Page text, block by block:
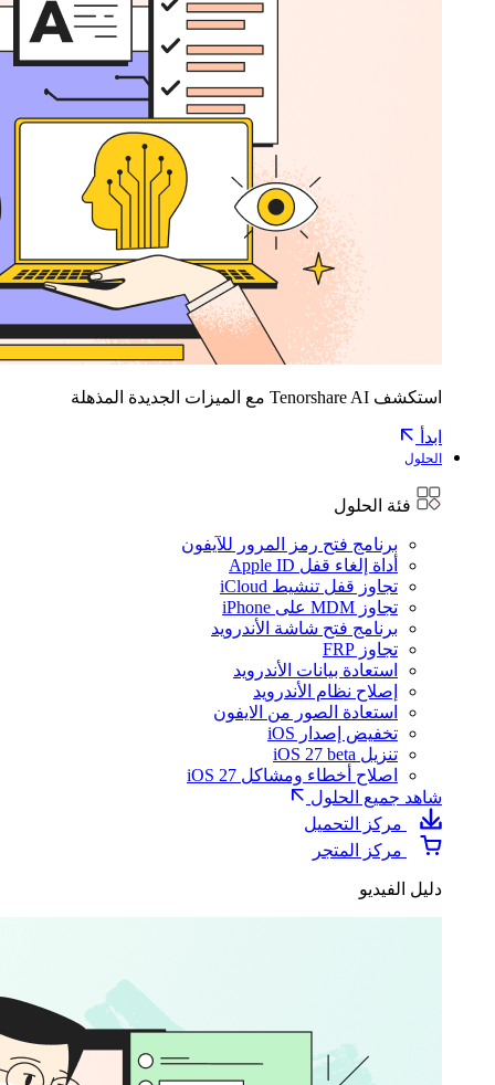
استكشف Tenorshare AI مع الميزات الجديدة المذهلة
ابدأ
الحلول
فئة الحلول
برنامج فتح رمز المرور للآيفون
أداة إلغاء قفل Apple ID
تجاوز قفل تنشيط iCloud
تجاوز MDM على iPhone
برنامج فتح شاشة الأندرويد
تجاوز FRP
استعادة بيانات الأندرويد
إصلاح نظام الأندرويد
استعادة الصور من الايفون
تخفيض إصدار iOS
تنزيل iOS 27 beta
اصلاح أخطاء ومشاكل iOS 27
شاهد جميع الحلول
مركز التحميل
مركز المتجر
دليل الفيديو